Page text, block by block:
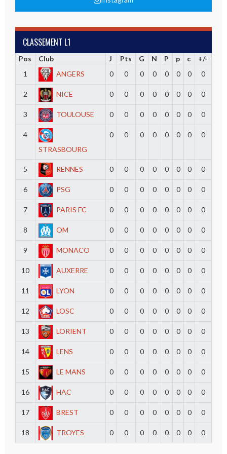
CLASSEMENT L1
Pos Club J Pts G N P p c
+/-
1
ANGERS 0 0 0 0 0 0 0 0
2 NICE 0 0 0 0 0 0 0 0
3 TOULOUSE 0 0 0 0 0 0 0 0
4
STRASBOURG
0 0 0 0 0 0 0 0
5 RENNES 0 0 0 0 0 0 0 0
6 PSG 0 0 0 0 0 0 0 0
7 PARIS FC 0 0 0 0 0 0 0 0
8 OM 0 0 0 0 0 0 0 0
9 MONACO 0 0 0 0 0 0 0 0
10 AUXERRE 0 0 0 0 0 0 0 0
11 LYON 0 0 0 0 0 0 0 0
12 LOSC 0 0 0 0 0 0 0 0
13 LORIENT 0 0 0 0 0 0 0 0
14 LENS 0 0 0 0 0 0 0 0
15 LE MANS 0 0 0 0 0 0 0 0
16 HAC 0 0 0 0 0 0 0 0
17 BREST 0 0 0 0 0 0 0 0
18 TROYES 0 0 0 0 0 0 0 0